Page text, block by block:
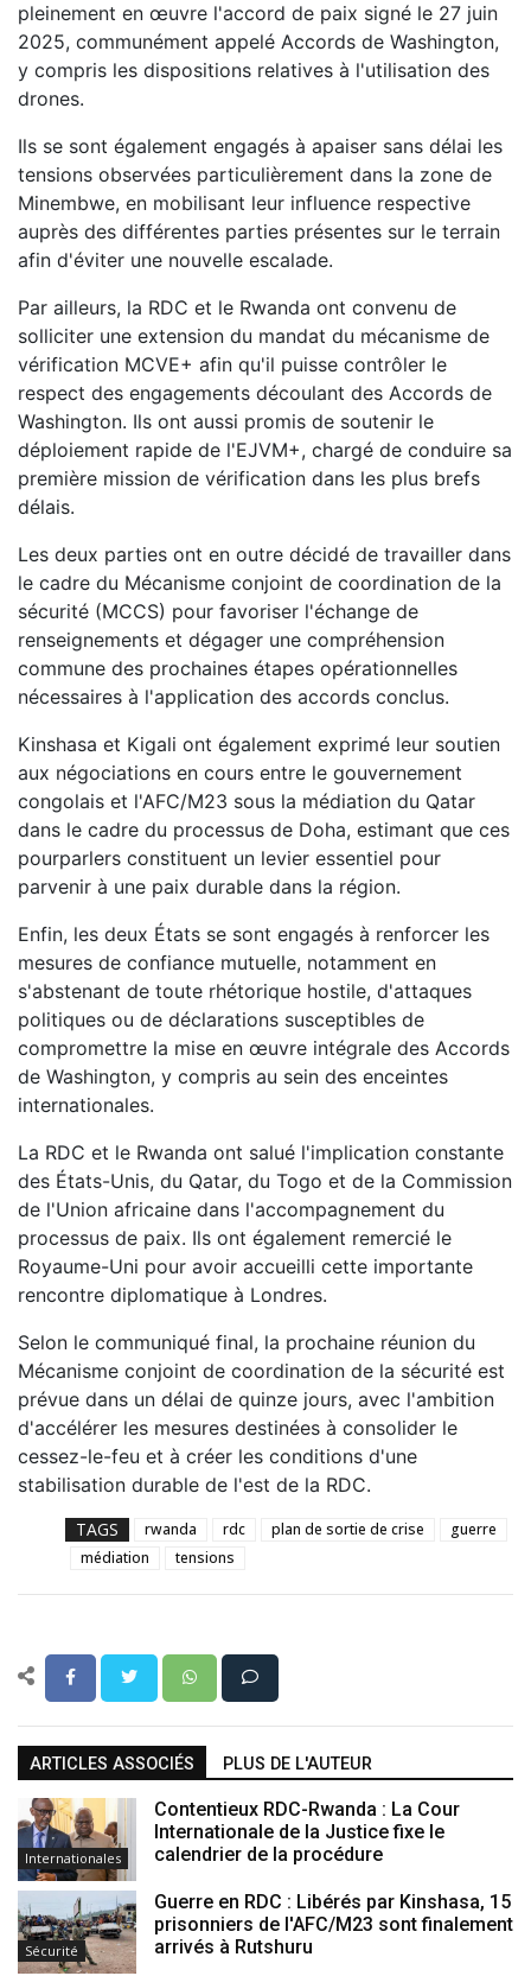
pleinement en œuvre l'accord de paix signé le 27 juin
2025, communément appelé Accords de Washington,
y compris les dispositions relatives à l'utilisation des
drones.
Ils se sont également engagés à apaiser sans délai les
tensions observées particulièrement dans la zone de
Minembwe, en mobilisant leur influence respective
auprès des différentes parties présentes sur le terrain
afin d'éviter une nouvelle escalade.
Par ailleurs, la RDC et le Rwanda ont convenu de
solliciter une extension du mandat du mécanisme de
vérification MCVE+ afin qu'il puisse contrôler le
respect des engagements découlant des Accords de
Washington. Ils ont aussi promis de soutenir le
déploiement rapide de l'EJVM+, chargé de conduire sa
première mission de vérification dans les plus brefs
délais.
Les deux parties ont en outre décidé de travailler dans
le cadre du Mécanisme conjoint de coordination de la
sécurité (MCCS) pour favoriser l'échange de
renseignements et dégager une compréhension
commune des prochaines étapes opérationnelles
nécessaires à l'application des accords conclus.
Kinshasa et Kigali ont également exprimé leur soutien
aux négociations en cours entre le gouvernement
congolais et l'AFC/M23 sous la médiation du Qatar
dans le cadre du processus de Doha, estimant que ces
pourparlers constituent un levier essentiel pour
parvenir à une paix durable dans la région.
Enfin, les deux États se sont engagés à renforcer les
mesures de confiance mutuelle, notamment en
s'abstenant de toute rhétorique hostile, d'attaques
politiques ou de déclarations susceptibles de
compromettre la mise en œuvre intégrale des Accords
de Washington, y compris au sein des enceintes
internationales.
La RDC et le Rwanda ont salué l'implication constante
des États-Unis, du Qatar, du Togo et de la Commission
de l'Union africaine dans l'accompagnement du
processus de paix. Ils ont également remercié le
Royaume-Uni pour avoir accueilli cette importante
rencontre diplomatique à Londres.
Selon le communiqué final, la prochaine réunion du
Mécanisme conjoint de coordination de la sécurité est
prévue dans un délai de quinze jours, avec l'ambition
d'accélérer les mesures destinées à consolider le
cessez-le-feu et à créer les conditions d'une
stabilisation durable de l'est de la RDC.
TAGS rwanda rdc plan de sortie de crise
guerre
médiation
tensions
ARTICLES ASSOCIÉS PLUS DE L'AUTEUR
Internationales
Contentieux RDC-Rwanda : La Cour
Internationale de la Justice fixe le
calendrier de la procédure
Sécurité
Guerre en RDC : Libérés par Kinshasa, 15
prisonniers de l'AFC/M23 sont finalement
arrivés à Rutshuru